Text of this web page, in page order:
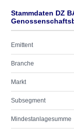
Stammdaten DZ
Emittent
Branche
Markt
Subsegment
Mindestanlagesumme